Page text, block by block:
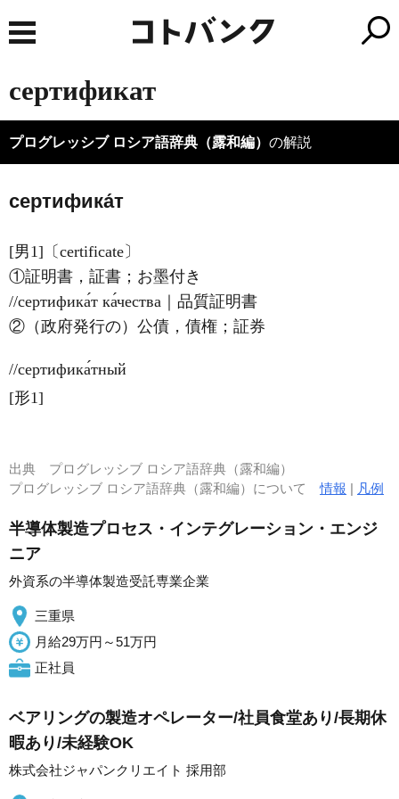
сертификат
プログレッシブ ロシア語辞典（露和編） の解説
сертифика́т
[男1]〔certificate〕
①証明書，証書；お墨付き
//сертифика́т ка́чества｜品質証明書
②（政府発行の）公債，債権；証券
//сертифика́тный
[形1]
出典 プログレッシブ ロシア語辞典（露和編）
プログレッシブ ロシア語辞典（露和編）について情報 | 凡例
半導体製造プロセス・インテグレーション・エンジ
ニア
外資系の半導体製造受託専業企業
三重県
月給29万円～51万円
正社員
ベアリングの製造オペレーター/社員食堂あり/長期休
暇あり/未経験OK
株式会社ジャパンクリエイト 採用部